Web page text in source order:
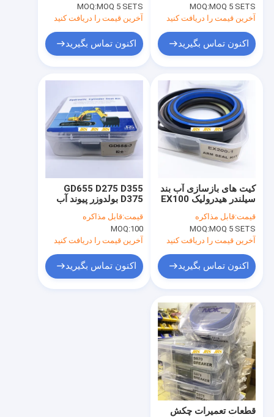
محصولات
دربارهی ما
کارخانه تور
تماس با ما
اخبار
همه موارد
کیت آب بندی سیلندر هیدرولیک
کیت مهر و موم پمپ هیدرولیک
کیت مهر و موم موتور هیدرولیک
کیت های مهر و موم
MOQ:MOQ 5 SETS
آخرین قیمت را دریافت کنید
اکنون تماس بگیرید
MOQ:MOQ 5 SETS
آخرین قیمت را دریافت کنید
اکنون تماس بگیرید
GD655 D275 D355
D375 بولدوزر پیوند آب
کیت آب بندی سیلندر
برای کوماتسو
قیمت:قابل مذاکره
MOQ:100
آخرین قیمت را دریافت کنید
اکنون تماس بگیرید
کیت های بازسازی آب بند
سیلندر هیدرولیک EX100
قیمت:قابل مذاکره
MOQ:MOQ 5 SETS
آخرین قیمت را دریافت کنید
اکنون تماس بگیرید
قطعات تعمیرات چکش